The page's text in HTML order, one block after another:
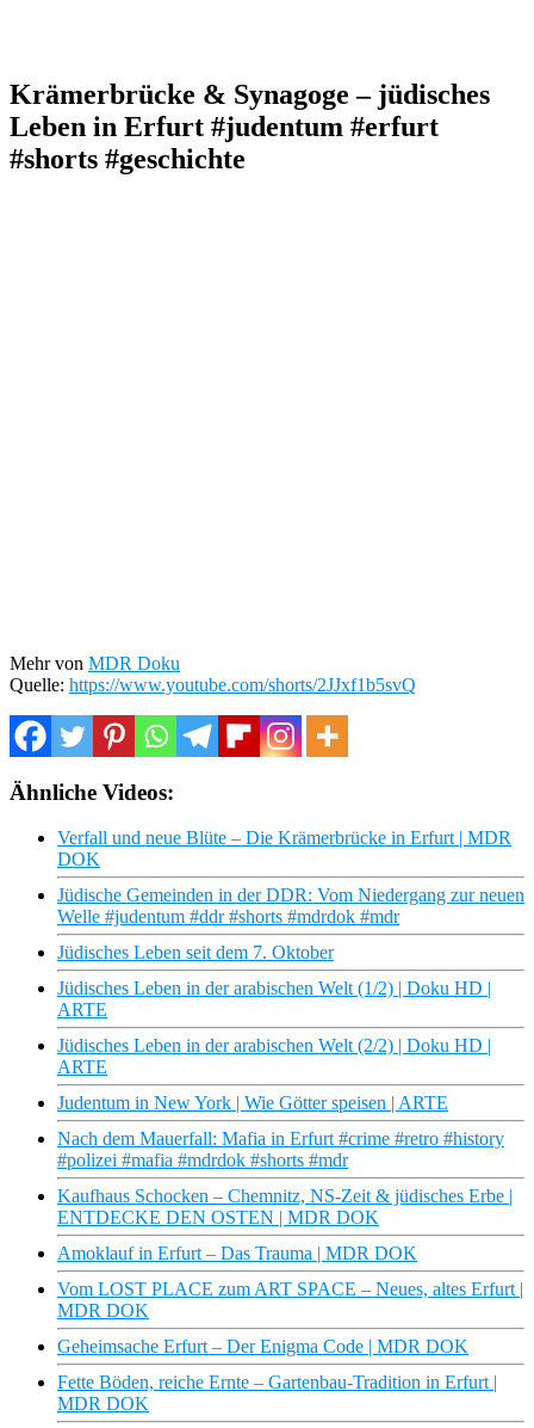
Krämerbrücke & Synagoge – jüdisches
Leben in Erfurt #judentum #erfurt
#shorts #geschichte
Mehr von MDR Doku
Quelle: https://www.youtube.com/shorts/2JJxf1b5svQ
Ähnliche Videos:
Verfall und neue Blüte – Die Krämerbrücke in Erfurt | MDR
DOK
Jüdische Gemeinden in der DDR: Vom Niedergang zur neuen
Welle #judentum #ddr #shorts #mdrdok #mdr
Jüdisches Leben seit dem 7. Oktober
Jüdisches Leben in der arabischen Welt (1/2) | Doku HD |
ARTE
Jüdisches Leben in der arabischen Welt (2/2) | Doku HD |
ARTE
Judentum in New York | Wie Götter speisen | ARTE
Nach dem Mauerfall: Mafia in Erfurt #crime #retro #history
#polizei #mafia #mdrdok #shorts #mdr
Kaufhaus Schocken – Chemnitz, NS-Zeit & jüdisches Erbe |
ENTDECKE DEN OSTEN | MDR DOK
Amoklauf in Erfurt – Das Trauma | MDR DOK
Vom LOST PLACE zum ART SPACE – Neues, altes Erfurt |
MDR DOK
Geheimsache Erfurt – Der Enigma Code | MDR DOK
Fette Böden, reiche Ernte – Gartenbau-Tradition in Erfurt |
MDR DOK